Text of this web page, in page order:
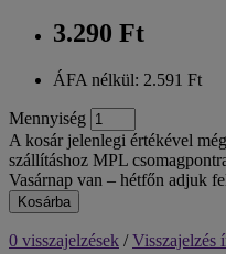
3.290 Ft
ÁFA nélkül: 2.591 Ft
Mennyiség
A kosár jelenlegi értékével
szállításhoz MPL
Vasárnap van – hétfőn adjuk
Kosárba
0 visszajelzések /Visszajelzés